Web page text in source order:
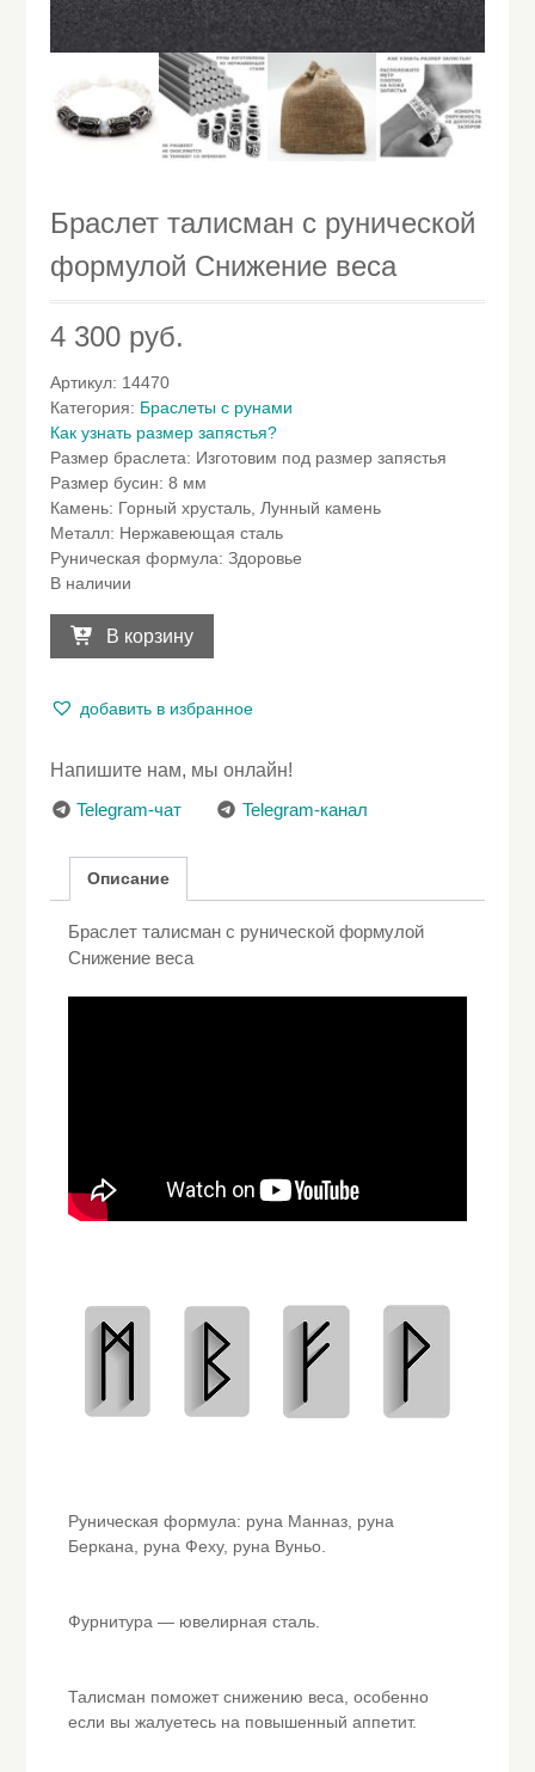
Браслет талисман с рунической
формулой Снижение веса
4 300 руб.
Артикул: 14470
Категория: Браслеты с рунами
Как узнать размер запястья?
Размер браслета: Изготовим под размер запястья
Размер бусин: 8 мм
Камень: Горный хрусталь, Лунный камень
Металл: Нержавеющая сталь
Руническая формула: Здоровье
В наличии
товара
Браслет
с
Снижение
веса
В корзину
добавить в избранное
Напишите нам, мы онлайн!
Telegram-чат
Telegram-канал
Описание
Браслет талисман с рунической формулой
Снижение веса
Руническая формула: руна Манназ, руна
Беркана, руна Феху, руна Вуньо.
Фурнитура — ювелирная сталь.
Талисман поможет снижению веса, особенно
если вы жалуетесь на повышенный аппетит.